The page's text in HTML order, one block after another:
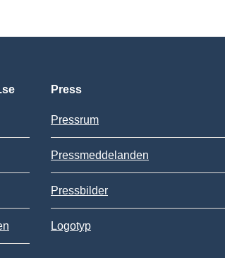
Press
Pressrum
Pressmeddelanden
Pressbilder
Logotyp